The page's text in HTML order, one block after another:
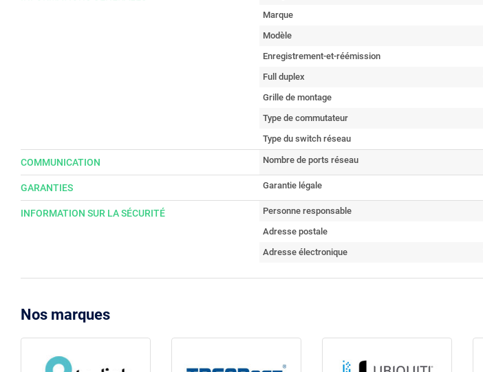
Marque
Modèle
Enregistrement-et-réémission
Full duplex
Grille de montage
Type de commutateur
Type du switch réseau
COMMUNICATION Nombre de ports réseau
GARANTIES Garantie légale
INFORMATION SUR LA SÉCURITÉ Personne responsable
Adresse postale
Adresse électronique
Nos marques